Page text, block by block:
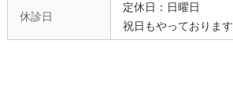
休診日
定休日：日曜日
祝日もやっております